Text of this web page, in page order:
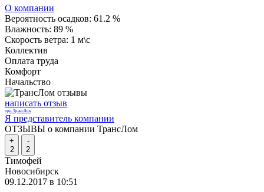
О компании
Вероятность осадков: 61.2 %
Влажность: 89 %
Скорость ветра: 1 м\с
Коллектив
Оплата труда
Комфорт
Начальство
написать отзыв
про ТрансЛом
Я представитель компании
ОТЗЫВЫ о компании ТрансЛом
+
2
-
2
Тимофей
Новосибирск
09.12.2017 в 10:51